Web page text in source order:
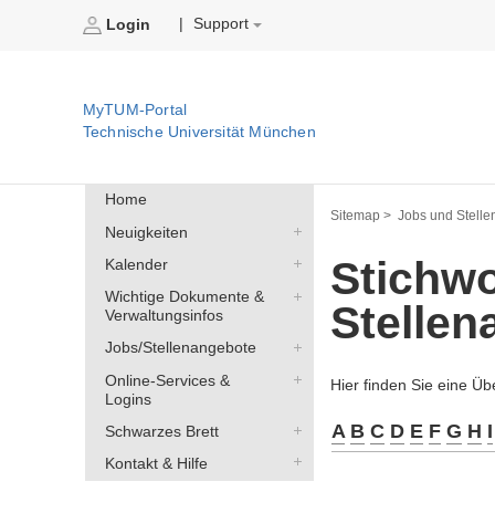
Login Support
MyTUM-Portal
Technische Universität München
Home
Neuigkeiten
Kalender
Wichtige Dokumente &
Verwaltungsinfos
Jobs/Stellenangebote
Online-Services &
Logins
Schwarzes Brett
Kontakt & Hilfe
Sitemap > Jobs und
Hier finden Sie eine
A B C D E F G H I